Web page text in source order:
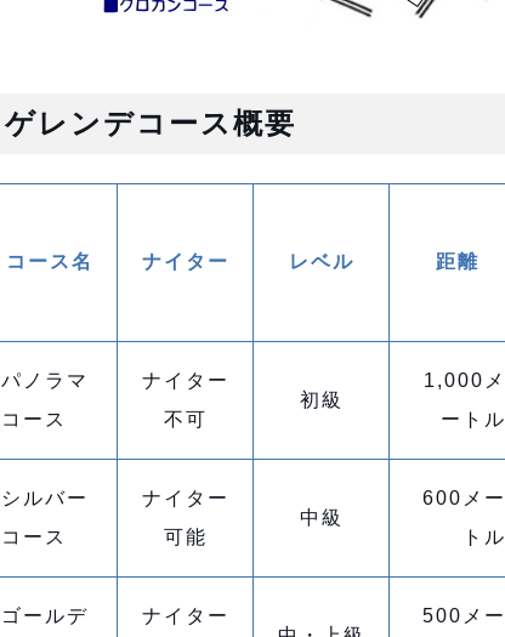
ゲレンデコース概要
コース名 ナイター レベル 距離
パノラマ
コース
ナイター
不可
初級
1,000メ
ートル
シルバー
コース
ナイター
可能
中級
600メー
トル
ゴールデ
ナイター
500メー